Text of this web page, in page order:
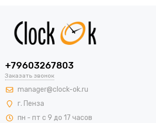
+79603267803
Заказать звонок
manager@clock-ok.ru
г. Пенза
пн - пт с 9 до 17 часов